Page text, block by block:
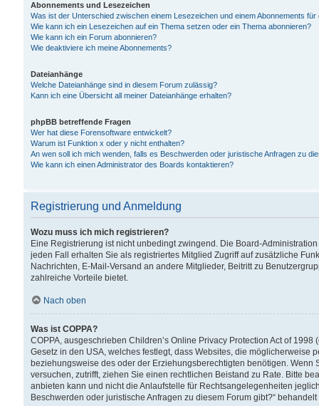
Abonnements und Lesezeichen
Was ist der Unterschied zwischen einem Lesezeichen und einem Abonnements
Wie kann ich ein Lesezeichen auf ein Thema setzen oder ein Thema abonnieren?
Wie kann ich ein Forum abonnieren?
Wie deaktiviere ich meine Abonnements?
Dateianhänge
Welche Dateianhänge sind in diesem Forum zulässig?
Kann ich eine Übersicht all meiner Dateianhänge erhalten?
phpBB betreffende Fragen
Wer hat diese Forensoftware entwickelt?
Warum ist Funktion x oder y nicht enthalten?
An wen soll ich mich wenden, falls es Beschwerden oder juristische Anfragen zu
Wie kann ich einen Administrator des Boards kontaktieren?
Registrierung und Anmeldung
Wozu muss ich mich registrieren?
Eine Registrierung ist nicht unbedingt zwingend. Die Board-
jeden Fall erhalten Sie als registriertes Mitglied Zugriff auf zusätzliche
Nachrichten, E-Mail-Versand an andere Mitglieder, Beitritt zu
zahlreiche Vorteile bietet.
Nach oben
Was ist COPPA?
COPPA, ausgeschrieben Children’s Online Privacy Protection Act of
Gesetz in den USA, welches festlegt, dass Websites, die
beziehungsweise des oder der Erziehungsberechtigten benötigen.
versuchen, zutrifft, ziehen Sie einen rechtlichen Beistand zu Rate. Bitte
anbieten kann und nicht die Anlaufstelle für Rechtsangelegenheiten
Beschwerden oder juristische Anfragen zu diesem Forum gibt?“